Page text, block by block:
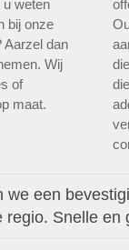
u weten
bij onze
Aarzel dan
Wij
of
maat.
een
Snelle en